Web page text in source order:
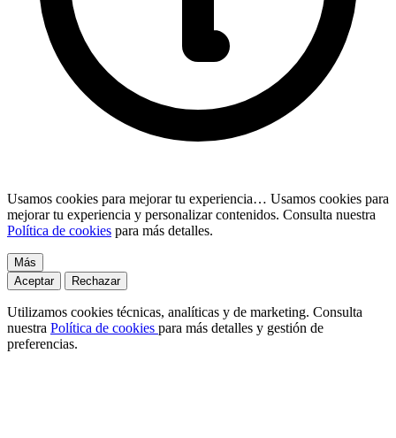
Usamos cookies para mejorar tu experiencia… Usamos cookies para
mejorar tu experiencia y personalizar contenidos. Consulta nuestra
Política de cookies para más detalles.
Más
Aceptar
Rechazar
Utilizamos cookies técnicas, analíticas y de marketing. Consulta
nuestra Política de cookies para más detalles y gestión de
preferencias.